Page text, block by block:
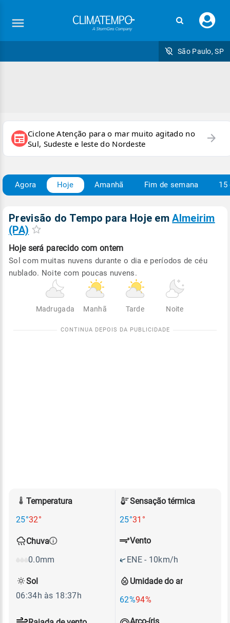
seu
São Paulo, SP
newspaper Ciclone Atenção para o mar muito agitado no
Sul, Sudeste e leste do Nordeste
arrow_forward
Agora Hoje Amanhã Fim de semana 15
Previsão do Tempo para Hoje emAlmeirim
(PA)
Hoje será parecido com ontem
Sol com muitas nuvens durante o dia e períodos de céu
nublado. Noite com poucas nuvens.
Madrugada Manhã Tarde Noite
Temperatura
25°32°
Sensação térmica
25°31°
Chuva
0.0mm
Umidade do ar
62%94%
Vento
ENE - 10km/h
Sol
06:34h às 18:37h
Arco-íris